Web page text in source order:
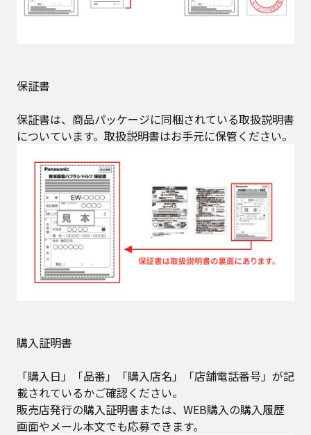
保証書
保証書は、商品パッケージに同梱されている取扱説明書
についています。取扱説明書はお手元に保管ください。
購入証明書
「購入日」「品番」「購入店名」「店舗電話番号」が記
載されているかご確認ください。​
販売店発行の購入証明書または、WEB購入の購入履歴
画面やメール本文でも応募できます。